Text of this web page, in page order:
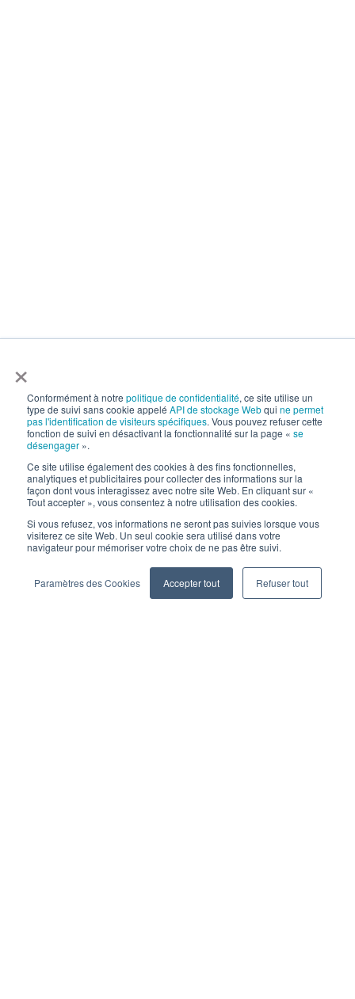
×
Conformément à notre politique de confidentialité, ce site utilise un
type de suivi sans cookie appelé API de stockage Webqui ne permet
pas l'identification de visiteurs spécifiques. Vous pouvez refuser cette
fonction de suivi en désactivant la fonctionnalité sur la page « se
désengager ».
Ce site utilise également des cookies à des fins fonctionnelles,
analytiques et publicitaires pour collecter des informations sur la
façon dont vous interagissez avec notre site Web. En cliquant sur «
Tout accepter », vous consentez à notre utilisation des cookies.
Si vous refusez, vos informations ne seront pas suivies lorsque vous
visiterez ce site Web. Un seul cookie sera utilisé dans votre
navigateur pour mémoriser votre choix de ne pas être suivi.
Paramètres des Cookies Accepter tout Refuser tout
H
human cloud